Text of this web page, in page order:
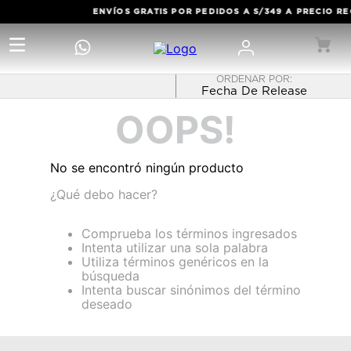
ENVÍOS GRATIS POR PEDIDOS A S/349 A PRECIO
Fecha De Release
OOPS!
No se encontró ningún producto
¿Qué debo hacer?
Comprueba los términos ingresados
Intenta utilizar una sola palabra
Utiliza términos genéricos en la
búsqueda
Intenta buscar sinónimos del término
deseado